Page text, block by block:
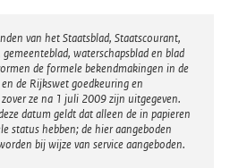
van het Staatsblad, Staatscourant,
waterschapsblad en blad
de formele bekendmakingen in de
de Rijkswet goedkeuring en
ze na 1 juli 2009 zijn uitgegeven.
datum geldt dat alleen de in papieren
status hebben; de hier aangeboden
bij wijze van service aangeboden.